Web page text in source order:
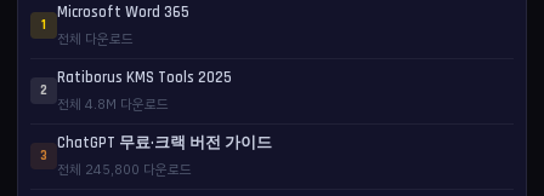
1
Microsoft Word 365
전체 다운로드
2
Ratiborus KMS Tools 2025
전체 4.8M 다운로드
3
ChatGPT 무료·크랙 버전 가이드
전체 245,800 다운로드